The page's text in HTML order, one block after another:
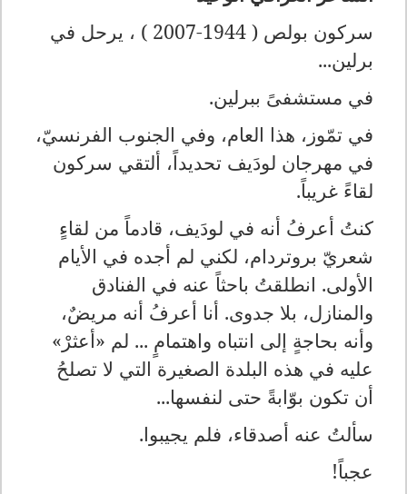
سركون بولص ( 1944-2007 ) ، يرحل في
برلين...
في مستشفىً ببرلين.
في تمّوز، هذا العام، وفي الجنوب الفرنسيّ،
في مهرجان لودَيف تحديداً، ألتقي سركون
لقاءً غريباً.
كنتُ أعرفُ أنه في لودَيف، قادماً من لقاءٍ
شعريّ بروتردام، لكني لم أجده في الأيام
الأولى. انطلقتُ باحثاً عنه في الفنادق
والمنازل، بلا جدوى. أنا أعرفُ أنه مريضٌ،
وأنه بحاجةٍ إلى انتباه واهتمامٍ ... لم «أعثرْ»
عليه في هذه البلدة الصغيرة التي لا تصلحُ
أن تكون بوّابةً حتى لنفسها...
سألتُ عنه أصدقاء، فلم يجيبوا.
عجباً!